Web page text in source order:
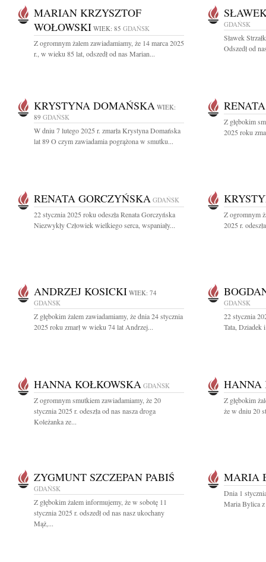
MARIAN KRZYSZTOF
WOŁOWSKI WIEK: 85 GDAŃSK
Z ogromnym żalem zawiadamiamy, że 14 marca 2025
r., w wieku 85 lat, odszedł od nas Marian...
GDAŃSK
Sławek
Odszedł od
KRYSTYNA DOMAŃSKA WIEK:
89 GDAŃSK
W dniu 7 lutego 2025 r. zmarła Krystyna Domańska
lat 89 O czym zawiadamia pogrążona w smutku...
Z głębokim
2025 roku
RENATA GORCZYŃSKA GDAŃSK
22 stycznia 2025 roku odeszła Renata Gorczyńska
Niezwykły Człowiek wielkiego serca, wspaniały...
Z ogromnym
2025 r.
ANDRZEJ KOSICKI WIEK: 74
GDAŃSK
Z głębokim żalem zawiadamiamy, że dnia 24 stycznia
2025 roku zmarł w wieku 74 lat Andrzej...
GDAŃSK
22 stycznia
Tata, Dziadek
HANNA KOŁKOWSKA GDAŃSK
Z ogromnym smutkiem zawiadamiamy, że 20
stycznia 2025 r. odeszła od nas nasza droga
Koleżanka ze...
HANNA
Z głębokim
że w dniu 20
ZYGMUNT SZCZEPAN PABIŚ
GDAŃSK
Z głębokim żalem informujemy, że w sobotę 11
stycznia 2025 r. odszedł od nas nasz ukochany
Mąż,...
MARIA
Dnia 1
Maria Bylica